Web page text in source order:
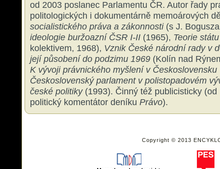
od 2003 poslanec Parlamentu ČR. Autor řady
politologických i dokumentárně memoárových
socialistického práva a zákonnosti (s J.
ideologie buržoazní ČSR I-II (1965), Teorie
kolektivem, 1968), Vznik České národní rady v
její působení do podzimu 1969 (Kolín nad
K vývoji právnického myšlení v Československu
Československý parlament v polistopadovém
české politiky (1993). Činný též publicisticky
politický komentátor deníku Právo).
Copyright © 2013